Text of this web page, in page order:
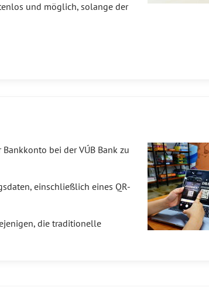
und möglich, solange der
bei der VÚB Bank zu
einschließlich eines QR-
die traditionelle